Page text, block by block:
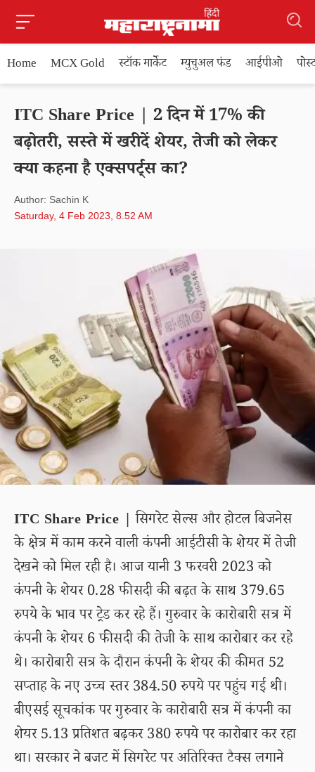
Home MCX Gold स्टॉक मार्केट म्युचुअल फंड आईपीओ
ITC Share Price | 2 दिन में 17% की
बढ़ोतरी, सस्ते में खरीदें शेयर, तेजी को लेकर
क्या कहना है एक्सपर्ट्स का?
Author: Sachin K
Saturday, 4 Feb 2023, 8.52 AM
ITC Share Price | सिगरेट सेल्स और होटल बिजनेस
के क्षेत्र में काम करने वाली कंपनी आईटीसी के शेयर में तेजी
देखने को मिल रही है। आज यानी 3 फरवरी 2023 को
कंपनी के शेयर 0.28 फीसदी की बढ़त के साथ 379.65
रुपये के भाव पर ट्रेड कर रहे हैं। गुरुवार के कारोबारी सत्र में
कंपनी के शेयर 6 फीसदी की तेजी के साथ कारोबार कर रहे
थे। कारोबारी सत्र के दौरान कंपनी के शेयर की कीमत 52
सप्ताह के नए उच्च स्तर 384.50 रुपये पर पहुंच गई थी।
बीएसई सूचकांक पर गुरुवार के कारोबारी सत्र में कंपनी का
शेयर 5.13 प्रतिशत बढ़कर 380 रुपये पर कारोबार कर रहा
था। सरकार ने बजट में सिगरेट पर अतिरिक्त टैक्स लगाने